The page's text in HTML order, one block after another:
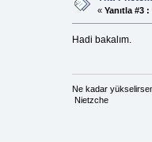
« Yanıtla #3 :
Hadi bakalım.
Ne kadar
Nietzche